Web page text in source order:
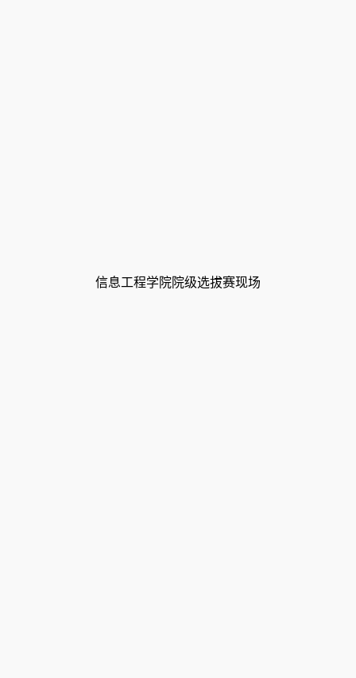
信息工程学院院级选拔赛现场